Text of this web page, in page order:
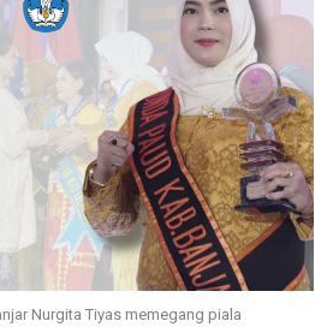
Nurgita Tiyas memegang piala